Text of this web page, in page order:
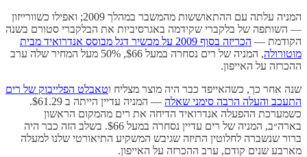
המניה עלתה עם ההתאוששות מהמשבר במהלך 2009; ואפילו כשוורייזון
— השותפה של בלקברי שקידמה באגרסיביות את הבלקברי סטורם בשנה
הקודמת —
הכריזה בסוף 2009 על מכשיר דגל מבוסס אנדרואיד מבית
מוטורולה
, המניה של רים נסחרה במעל $66, 50% מעל המחיר שלה ערב
ההכרזה על האייפון.
שנה אחר כך, כשהאייפד כבר היה מוצר מצליח וטאבלט הפלייבוק של רים
התעכב והעלה הרבה סימני שאלה
— המניה עדיין הייתה ב $61.29.
כשמערכת ההפעלה אנדרואיד הדיחה את רים מהמקום הראשון
בארה״ב, המניה של רים עדיין נסחרה במעל $66. בשלב הזה כבר היה
ברור שנשברה לחלוטין התיזה שגיבש המשקיע התיאורטי שלנו למעלה
מארבע שנים קודם, ערב ההכרזה על האייפון.